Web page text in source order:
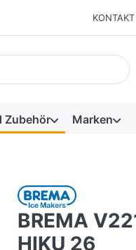
KONTAKT
automatisch
Zubehör Marken
BREMA
HIKU 26